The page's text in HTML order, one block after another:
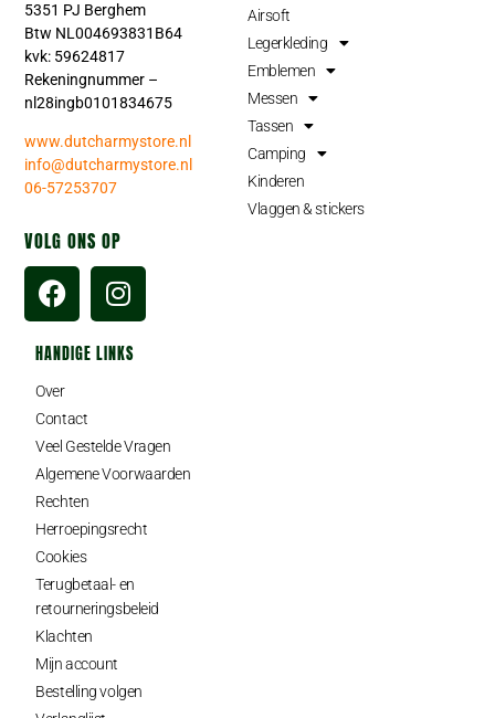
5351 PJ Berghem
Btw NL004693831B64
kvk: 59624817
Rekeningnummer –
nl28ingb0101834675
www.dutcharmystore.nl
info@dutcharmystore.nl
06-57253707
VOLG ONS OP
Airsoft
Legerkleding
Emblemen
Messen
Tassen
Camping
Kinderen
Vlaggen & stickers
HANDIGE LINKS
Over
Contact
Veel Gestelde Vragen
Algemene Voorwaarden
Rechten
Herroepingsrecht
Cookies
Terugbetaal- en
retourneringsbeleid
Klachten
Mijn account
Bestelling volgen